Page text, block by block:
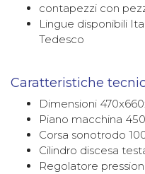
contapezzi con
Lingue disponibili
Tedesco
Caratteristiche
Dimensioni
Piano macchina
Corsa sonotrodo
Cilindro discesa
Regolatore